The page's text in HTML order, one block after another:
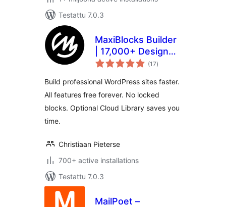
Testattu 7.0.3
MaxiBlocks Builder
| 17,000+ Design
Assets, Patterns,
Sites
(17arvosanat
yhteensä
)
Build professional WordPress sites faster.
All features free forever. No locked
blocks. Optional Cloud Library saves you
time.
Christiaan Pieterse
700+ active installations
Testattu 7.0.3
MailPoet –